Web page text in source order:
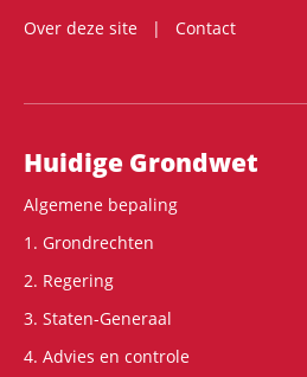
Over deze site
Contact
Hoofdnavigatie
Huidige Grondwet
Algemene bepaling
1. Grondrechten
2. Regering
3. Staten-Generaal
4. Advies en controle